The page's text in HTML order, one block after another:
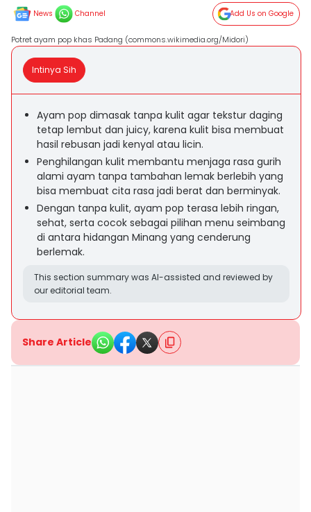
News Channel Add Us on Google
Potret ayam pop khas Padang (commons.wikimedia.org/Midori)
Intinya Sih
Ayam pop dimasak tanpa kulit agar tekstur daging
tetap lembut dan juicy, karena kulit bisa membuat
hasil rebusan jadi kenyal atau licin.
Penghilangan kulit membantu menjaga rasa gurih
alami ayam tanpa tambahan lemak berlebih yang
bisa membuat cita rasa jadi berat dan berminyak.
Dengan tanpa kulit, ayam pop terasa lebih ringan,
sehat, serta cocok sebagai pilihan menu seimbang
di antara hidangan Minang yang cenderung
berlemak.
This section summary was AI-assisted and reviewed by
our editorial team.
Share Article